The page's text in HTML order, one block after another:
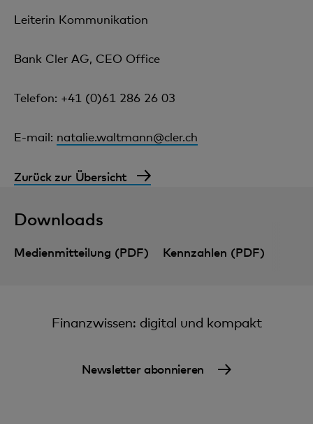
Leiterin Kommunikation
Bank Cler AG, CEO Office
Telefon: +41 (0)61 286 26 03
E-mail: natalie.waltmann@cler.ch
Zurück zur Übersicht
Downloads
Medienmitteilung (PDF) Kennzahlen (PDF)
Finanzwissen: digital und kompakt
Newsletter abonnieren